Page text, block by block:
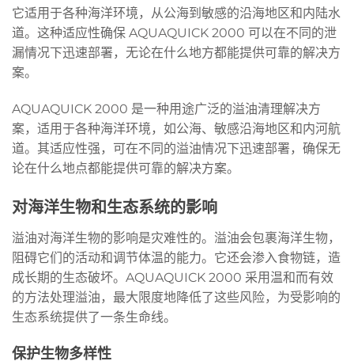
它适用于各种海洋环境，从公海到敏感的沿海地区和内陆水
道。这种适应性确保 AQUAQUICK 2000 可以在不同的泄
漏情况下迅速部署，无论在什么地方都能提供可靠的解决方
案。
AQUAQUICK 2000 是一种用途广泛的溢油清理解决方
案，适用于各种海洋环境，如公海、敏感沿海地区和内河航
道。其适应性强，可在不同的溢油情况下迅速部署，确保无
论在什么地点都能提供可靠的解决方案。
对海洋生物和生态系统的影响
溢油对海洋生物的影响是灾难性的。溢油会包裹海洋生物，
阻碍它们的活动和调节体温的能力。它还会渗入食物链，造
成长期的生态破坏。AQUAQUICK 2000 采用温和而有效
的方法处理溢油，最大限度地降低了这些风险，为受影响的
生态系统提供了一条生命线。
保护生物多样性